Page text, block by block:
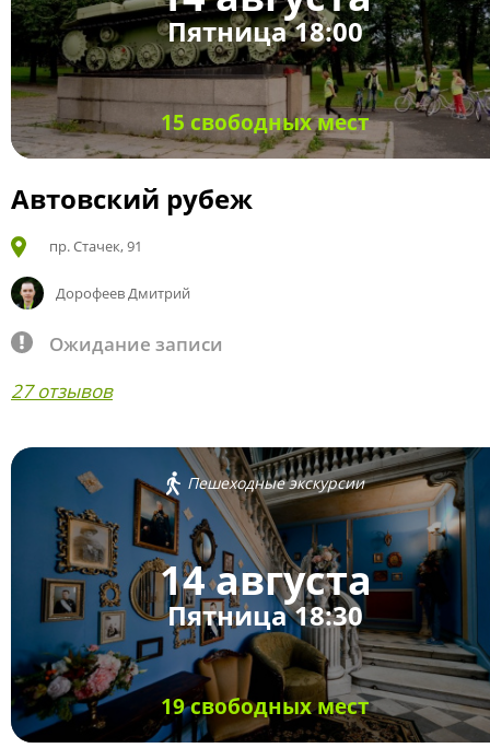
Пятница 18:00
15 свободных мест
Автовский рубеж
пр. Стачек, 91
Дорофеев Дмитрий
Ожидание записи
27 отзывов
Пешеходные экскурсии
14 августа
Пятница 18:30
19 свободных мест